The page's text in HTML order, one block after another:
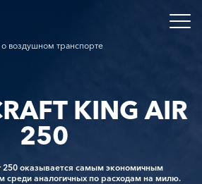
о воздушном транспорте
KING AIR
250
250 оказывается самым экономичным
среди аналогичных по расходам на милю.